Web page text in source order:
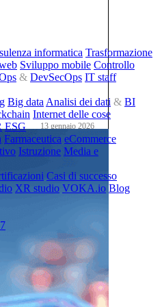
13 gennaio 2026
informatica Trasformazione
Sviluppo mobile Controllo
& DevSecOps IT staff
Big data Analisi dei dati & BI
Internet delle cose
ESG
Farmaceutica eCommerce
Istruzione Media e
Casi di successo
XR studio VOKA.io Blog